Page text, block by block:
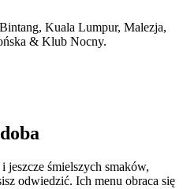
Kuala Lumpur, Malezja,
& Klub Nocny.
jeszcze śmielszych smaków,
odwiedzić. Ich menu obraca się